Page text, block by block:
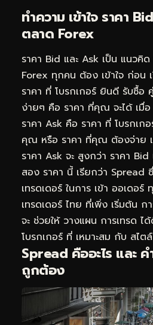
ทำความ เข้าใจ ราคา
ตลาด Forex
ราคา Bid และ Ask เป็น แนวคิ
Forex ทุกคน ต้อง เข้าใจ ก่อน
ราคา ที่ โบรกเกอร์ ยินดี รับซื้
ง่ายๆ คือ ราคา ที่คุณ จะได้ เมื่
ราคา Ask คือ ราคา ที่ โบรกเก
คุณ หรือ ราคา ที่คุณ ต้องจ่าย เ
ราคา Ask จะ สูงกว่า ราคา
สอง ราคา นี้ เรียกว่า Spread
เทรดเดอร์ ในการ เข้า ออเดอร์
เทรดเดอร์ ไทย ที่เพิ่ง เริ่มต้น ก
จะ ช่วยให้ วางแผน การเทรด ไ
โบรกเกอร์ ที่ เหมาะสม กับ สไต
Spread คืออะไร และ
ถูกต้อง